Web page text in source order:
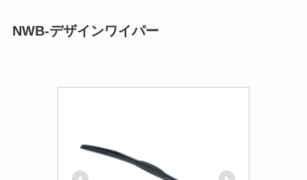
NWB-デザインワイパー